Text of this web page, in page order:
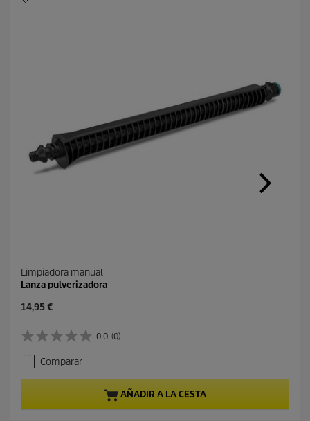
Limpiadora manual
Lanza pulverizadora
P
e
c
i
o
a
14,95 €
0.0 (0)
0
.
0
d
Comparar
AÑADIR A LA CESTA